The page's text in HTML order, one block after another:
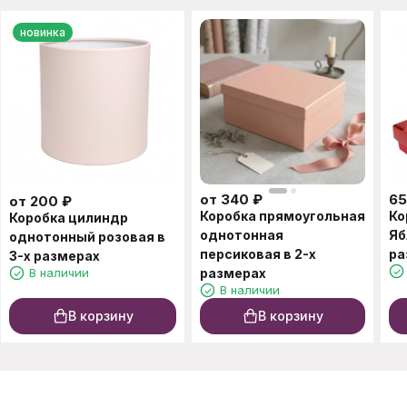
новинка
от 200 ₽
Коробка цилиндр
однотонный розовая в
3-х размерах
В наличии
В корзину
от 340 ₽
Коробка прямоугольная
однотонная
персиковая в 2-х
размерах
В наличии
В корзину
65